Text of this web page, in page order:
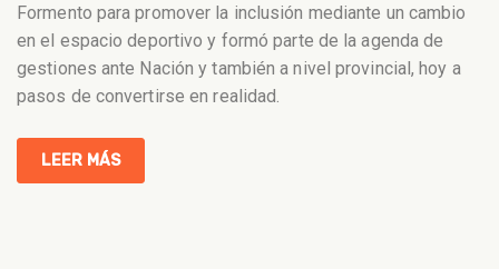
Formento para promover la inclusión mediante un cambio
en el espacio deportivo y formó parte de la agenda de
gestiones ante Nación y también a nivel provincial, hoy a
pasos de convertirse en realidad.
LEER MÁS